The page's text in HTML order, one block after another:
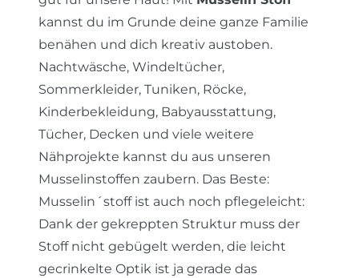
kannst du im Grunde deine ganze Familie
benähen und dich kreativ austoben.
Nachtwäsche, Windeltücher,
Sommerkleider, Tuniken, Röcke,
Kinderbekleidung, Babyausstattung,
Tücher, Decken und viele weitere
Nähprojekte kannst du aus unseren
Musselinstoffen zaubern. Das Beste:
Musselin´stoff ist auch noch pflegeleicht:
Dank der gekreppten Struktur muss der
Stoff nicht gebügelt werden, die leicht
gecrinkelte Optik ist ja gerade das